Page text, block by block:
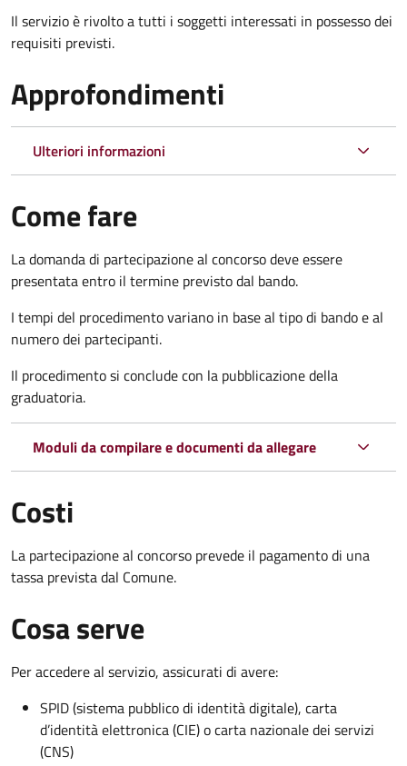
Il servizio è rivolto a tutti i soggetti interessati in possesso dei
requisiti previsti.
Approfondimenti
Ulteriori informazioni
Come fare
La domanda di partecipazione al concorso deve essere
presentata entro il termine previsto dal bando.
I tempi del procedimento variano in base al tipo di bando e al
numero dei partecipanti.
Il procedimento si conclude con la pubblicazione della
graduatoria.
Moduli da compilare e documenti da allegare
Costi
La partecipazione al concorso prevede il pagamento di una
tassa prevista dal Comune.
Cosa serve
Per accedere al servizio, assicurati di avere:
SPID (sistema pubblico di identità digitale), carta
d’identità elettronica (CIE) o carta nazionale dei servizi
(CNS)